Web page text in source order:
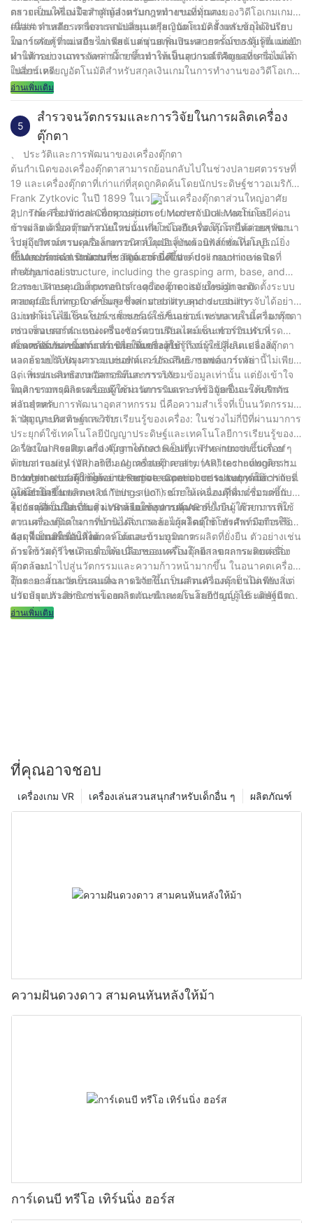
ตรวจสอบให้แน่ใจว่าถูกต้องตามกฎหมายของทุกเกม
กลายเป็นเครื่องมือสำคัญสำหรับการทำงานที่มั่นคงของวิดีโอเกมเกม
เนื่องจากเสถียรภาพการสนับสนุนสกุลเงินหลายครั้งและข้อได้เปรียบ
ในการรับรู้ที่แม่นยำ ไม่เพียง แต่ช่วยเพิ่มประสบการณ์ของผู้เล่น แต่ยัง
ทำให้กระบวนการจัดการง่ายขึ้นทำให้เป็นอุปกรณ์ดิจิตอลที่ขาดไม่ได้
ในอาร์เคด
#### คำหลัก: เครื่องแลกเปลี่ยนเหรียญอัตโนมัติสำหรับสกุลเงินเก
มอาร์เคดความเสถียรการสนับสนุนสกุลเงินหลายครั้งการรับรู้ที่แม่นยำ
ผ่านตัวอย่างเฉพาะเหล่านี้เราสามารถเห็นความสำคัญของเครื่องแลก
เปลี่ยนเหรียญอัตโนมัติสำหรับสกุลเงินเกมในการทำงานของวิดีโอเกม
มันไม่ได้เป็นเพียงความก้าวหน้าทางเทคโนโลยีเท่านั้น แต่ยังเป็นการ
ทำงานที่มั่นคงของอาร์เคด
อ่านเพิ่มเติม
5
สำรวจนวัตกรรมและการวิจัยในการผลิตเครื่อง
ตุ๊กตา
、 ประวัติและการพัฒนาของเครื่องตุ๊กตา
ต้นกำเนิดของเครื่องตุ๊กตาสามารถย้อนกลับไปในช่วงปลายศตวรรษที่
19 และเครื่องตุ๊กตาที่เก่าแก่ที่สุดถูกคิดค้นโดยนักประดิษฐ์ชาวอเมริกัน
Frank Zytkovic ในปี 1899 ในเวลานั้นเครื่องตุ๊กตาส่วนใหญ่อาศัย
อุปกรณ์เครื่องจักรกลเพื่อควบคุมกระบวนการจับและเทคโนโลยีค่อน
ข้างง่าย ด้วยความก้าวหน้าของเทคโนโลยีเครื่องตุ๊กตาได้ค่อยๆพัฒนา
ไปสู่อุปกรณ์ควบคุมอิเล็กทรอนิกส์ในปัจจุบันด้วยฟังก์ชั่นที่สมบูรณ์ยิ่ง
ขึ้นและการดำเนินงานที่ชาญฉลาดยิ่งขึ้น
2、 The Technical Composition of Modern Doll Machines
การผลิตเครื่องตุ๊กตาสมัยใหม่นั้นเกี่ยวข้องกับเทคโนโลยีหลายสาขา
รวมถึงวิศวกรรมเครื่องกลการควบคุมอิเล็กทรอนิกส์เทคโนโลยี
เซ็นเซอร์และการพัฒนาซอฟต์แวร์ นี่คือองค์ประกอบทางเทคนิคที่
สำคัญบางอย่าง:
1. Mechanical structure: The core of the doll machine is its
mechanical structure, including the grasping arm, base, and
frame. These components require precise design and
manufacturing to ensure their stability and durability.
2. ระบบควบคุมอิเล็กทรอนิกส์: เครื่องตุ๊กตาสมัยใหม่มักจะติดตั้งระบบ
ควบคุมอิเล็กทรอนิกส์ขั้นสูงซึ่งสามารถควบคุมกระบวนการจับได้อย่าง
แม่นยำผ่านไมโครโปรเซสเซอร์และเซ็นเซอร์ ระบบเหล่านี้สามารถ
ตรวจสอบสถานะของเครื่องจักรแบบเรียลไทม์และทำการปรับที่
สอดคล้องกันตามการดำเนินงานของผู้ใช้
3. เทคโนโลยีเซ็นเซอร์: เซ็นเซอร์ใช้กันอย่างแพร่หลายในเครื่องตุ๊กตา
เช่นเซ็นเซอร์ตำแหน่งเซ็นเซอร์ความดันและเซ็นเซอร์อินฟราเรด
เซ็นเซอร์เหล่านี้สามารถช่วยให้เครื่องรับรู้ถึงการเปลี่ยนแปลงสิ่ง
แวดล้อมปรับปรุงความแม่นยำและประสิทธิภาพของการจับ
4. การพัฒนาซอฟต์แวร์: เพื่อเพิ่มประสบการณ์ผู้ใช้ผู้ผลิตเครื่องตุ๊กตา
หลายรายได้พัฒนาระบบซอฟต์แวร์อัจฉริยะ ซอฟต์แวร์เหล่านี้ไม่เพียง
แต่เพิ่มประสิทธิภาพอัลกอริทึมการรวบรวมข้อมูลเท่านั้น แต่ยังเข้าใจ
พฤติกรรมพฤติกรรมของผู้ใช้ผ่านการวิเคราะห์ข้อมูลซึ่งจะให้บริการ
ส่วนบุคคล
3、 พรมแดนของนวัตกรรมและการวิจัย
ในสาขาการผลิตเครื่องตุ๊กตานวัตกรรมและการวิจัยเป็นแรงผลักดัน
หลักสำหรับการพัฒนาอุตสาหกรรม นี่คือความสำเร็จที่เป็นนวัตกรรม
ล่าสุดและทิศทางการวิจัย:
1. ปัญญาประดิษฐ์และการเรียนรู้ของเครื่อง: ในช่วงไม่กี่ปีที่ผ่านมาการ
ประยุกต์ใช้เทคโนโลยีปัญญาประดิษฐ์และเทคโนโลยีการเรียนรู้ของ
เครื่องในการผลิตเครื่องตุ๊กตาได้กลายเป็นที่แพร่หลายมากขึ้นเรื่อย ๆ
ด้วยการแนะนำอัลกอริทึม AI เครื่องตุ๊กตาสามารถวิเคราะห์พฤติกรรม
การทำงานของผู้ใช้ได้อย่างชาญฉลาดและมอบประสบการณ์การจับที่
แม่นยำยิ่งขึ้น
2. Virtual Reality and Augmented Reality: The introduction of
virtual reality (VR) and augmented reality (AR) technologies has
brought a brand new interactive experience to baby machines.
ผู้ใช้สามารถเพลิดเพลินกับประสบการณ์การเล่นเกมที่ดื่มด่ำมากขึ้น
โดยการสวมใส่แว่นตา VR หรือใช้อุปกรณ์ AR
3. Internet of Things and Remote Control: การประยุกต์ใช้
เทคโนโลยี Internet of Things (IoT) ช่วยให้เครื่องตุ๊กตาเชื่อมต่อกับ
อุปกรณ์อัจฉริยะอื่น ๆ ผ่านระบบการควบคุมระยะไกลผู้ใช้สามารถใช้
งานเครื่องตุ๊กตาจากที่บ้านได้จากระยะไกลโดยใช้โทรศัพท์มือถือหรือ
คอมพิวเตอร์เพื่อให้ได้การโต้ตอบข้ามภูมิภาค
4. วัสดุที่เป็นมิตรกับสิ่งแวดล้อมและการพัฒนาที่ยั่งยืน: ด้วยการเพิ่ม
ความตระหนักในการปกป้องสิ่งแวดล้อมผู้ผลิตตุ๊กตายังสำรวจการใช้
วัสดุที่เป็นมิตรกับสิ่งแวดล้อมและกระบวนการผลิตที่ยั่งยืน ตัวอย่างเช่น
การใช้วัสดุรีไซเคิลเพื่อให้เปลือกของเครื่องตุ๊กตาลดผลกระทบต่อสิ่ง
แวดล้อม
4、 โอกาสในอนาคต
ด้วยความก้าวหน้าอย่างต่อเนื่องของเทคโนโลยีสาขาการผลิตเครื่อง
ตุ๊กตาจะนำไปสู่นวัตกรรมและความก้าวหน้ามากขึ้น ในอนาคตเครื่อง
ตุ๊กตาอาจกลายเป็นคนที่ฉลาดมากขึ้นเป็นส่วนตัวและเป็นมิตรกับสิ่ง
แวดล้อม ตัวอย่างเช่นโดยการแนะนำเทคโนโลยีปัญญาประดิษฐ์มาก
ขึ้นเครื่องตุ๊กตาสามารถบรรลุการจับและการโต้ตอบส่วนบุคคลที่
ในระยะสั้นนวัตกรรมและการวิจัยในการผลิตเครื่องตุ๊กตาไม่เพียง แต่
ปรับปรุงประสิทธิภาพของผลิตภัณฑ์และประสบการณ์ผู้ใช้ แต่ยังฉีด
พลังใหม่ในการพัฒนาอุตสาหกรรมอุปกรณ์บันเทิงทั้งหมด เรามีเหตุผล
อ่านเพิ่มเติม
ที่คุณอาจชอบ
ผลิตภัณฑ์
เครื่องเล่นสวนสนุกสำหรับเด็กอื่น ๆ
เครื่องเกม VR
ความฝันดวงดาว สามคนหันหลังให้ม้า
การ์เดนบี ทรีโอ เทิร์นนิ่ง ฮอร์ส